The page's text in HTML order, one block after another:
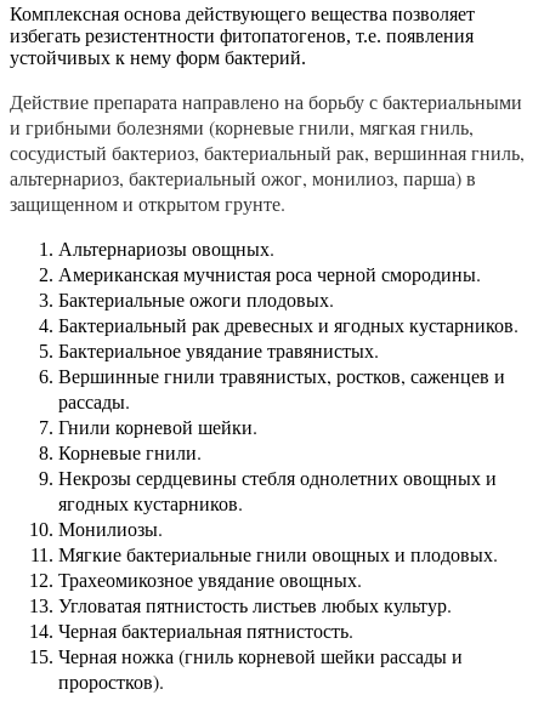
Комплексная основа действующего вещества позволяет
избегать резистентности фитопатогенов, т.е. появления
устойчивых к нему форм бактерий.
Действие препарата направлено на борьбу с бактериальными
и грибными болезнями (корневые гнили, мягкая гниль,
сосудистый бактериоз, бактериальный рак, вершинная гниль,
альтернариоз, бактериальный ожог, монилиоз, парша) в
защищенном и открытом грунте.
Альтернариозы овощных.
Американская мучнистая роса черной смородины.
Бактериальные ожоги плодовых.
Бактериальный рак древесных и ягодных кустарников.
Бактериальное увядание травянистых.
Вершинные гнили травянистых, ростков, саженцев и
рассады.
Гнили корневой шейки.
Корневые гнили.
Некрозы сердцевины стебля однолетних овощных и
ягодных кустарников.
Монилиозы.
Мягкие бактериальные гнили овощных и плодовых.
Трахеомикозное увядание овощных.
Угловатая пятнистость листьев любых культур.
Черная бактериальная пятнистость.
Черная ножка (гниль корневой шейки рассады и
проростков).